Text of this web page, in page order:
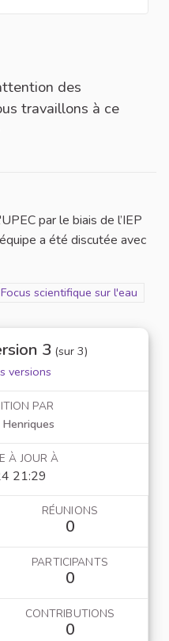
des
travaillons à ce
par le biais de l’IEP
a été discutée avec
: Focus scientifique sur l'eau
Filtrer les résultats pour le
Focus scientifique sur l'eau
3 (sur 3)
versions
PAR
À JOUR À
21:29
RÉUNIONS
0
PARTICIPANTS
0
CONTRIBUTIONS
0